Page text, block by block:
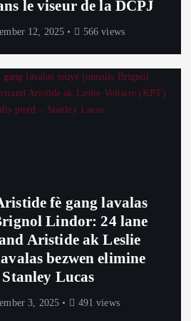
le viseur de la DCPJ
12, 2025 566 views
fè gang lavalas
Lindor: 24 lane
Aristide ak Leslie
bezwen elimine
Lucas
3, 2025 491 views